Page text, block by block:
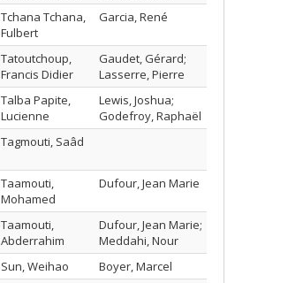
Tchana Tchana,
Fulbert
Garcia, René
Tatoutchoup,
Francis Didier
Gaudet, Gérard;
Lasserre, Pierre
Talba Papite,
Lucienne
Lewis, Joshua;
Godefroy, Raphaël
Tagmouti, Saâd
Taamouti,
Mohamed
Dufour, Jean Marie
Taamouti,
Abderrahim
Dufour, Jean Marie;
Meddahi, Nour
Sun, Weihao
Boyer, Marcel